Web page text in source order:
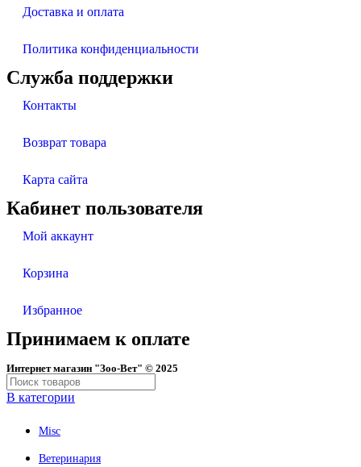
Доставка и оплата
Политика конфиденциальности
Служба поддержки
Контакты
Возврат товара
Карта сайта
Кабинет пользователя
Мой аккаунт
Корзина
Избранное
Принимаем к оплате
Интернет магазин "Зоо-Вет" © 2025
В категории
Misc
Ветеринария